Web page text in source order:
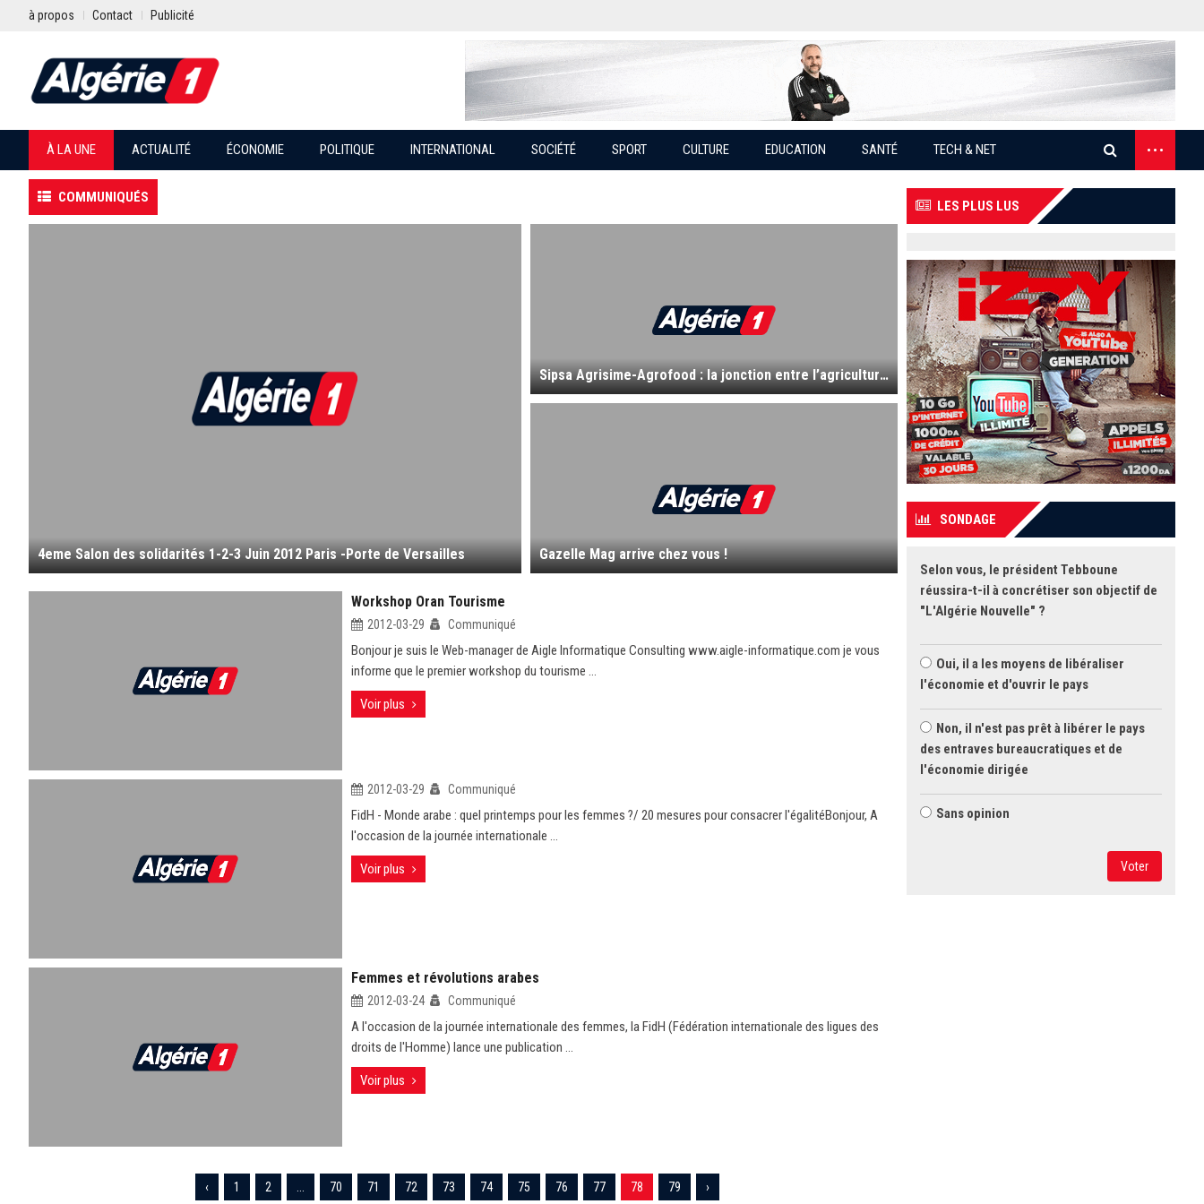
à propos Contact Publicité
À LA UNE ACTUALITÉ ÉCONOMIE POLITIQUE INTERNATIONAL SOCIÉTÉ SPORT CULTURE EDUCATION SANTÉ TECH & NET ...
COMMUNIQUÉS
4eme Salon des solidarités 1-2-3 Juin 2012 Paris -Porte de Versailles
Sipsa Agrisime-Agrofood : la jonction entre l’agriculture et l’industrie en perspective
Gazelle Mag arrive chez vous !
Workshop Oran Tourisme
2012-03-29 Communiqué
Bonjour je suis le Web-manager de Aigle Informatique Consulting www.aigle-informatique.com je vous
informe que le premier workshop du tourisme ...
Voir plus
2012-03-29 Communiqué
FidH - Monde arabe : quel printemps pour les femmes ?/ 20 mesures pour consacrer l'égalitéBonjour, A
l'occasion de la journée internationale ...
Voir plus
Femmes et révolutions arabes
2012-03-24 Communiqué
A l'occasion de la journée internationale des femmes, la FidH (Fédération internationale des ligues des
droits de l'Homme) lance une publication ...
Voir plus
‹ 1 2 70 71 72 73 74 75 76 77 78 79 ›
LES PLUS LUS
SONDAGE
Selon vous, le président Tebboune
réussira-t-il à concrétiser son objectif de
"L'Algérie Nouvelle" ?
Oui, il a les moyens de libéraliser
l'économie et d'ouvrir le pays
Non, il n'est pas prêt à libérer le pays
des entraves bureaucratiques et de
l'économie dirigée
Sans opinion
Voter